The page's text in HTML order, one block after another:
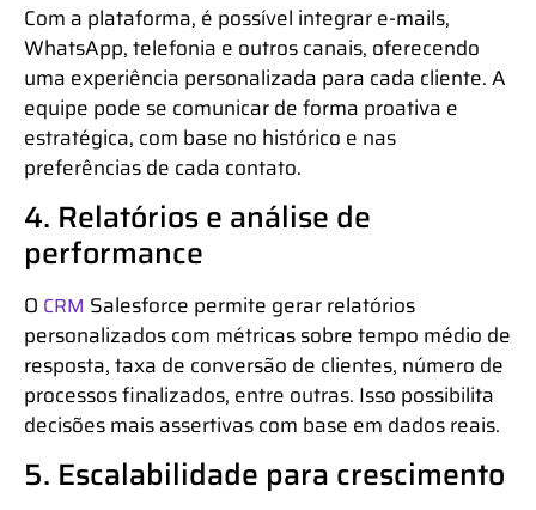
Com a plataforma, é possível integrar e-mails,
WhatsApp, telefonia e outros canais, oferecendo
uma experiência personalizada para cada cliente. A
equipe pode se comunicar de forma proativa e
estratégica, com base no histórico e nas
preferências de cada contato.
4. Relatórios e análise de
performance
O CRM Salesforce permite gerar relatórios
personalizados com métricas sobre tempo médio de
resposta, taxa de conversão de clientes, número de
processos finalizados, entre outras. Isso possibilita
decisões mais assertivas com base em dados reais.
5. Escalabilidade para crescimento